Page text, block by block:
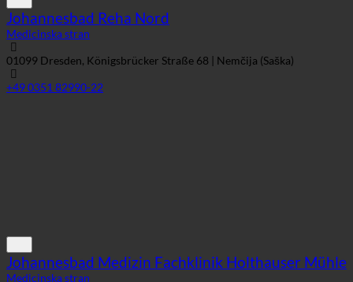
Johannesbad Reha Nord
Medicinska stran
01099 Dresden, Königsbrücker Straße 68 | Nemčija (Saška)
+49 0351 82990-22
Johannesbad Medizin Fachklinik Holthauser Mühle